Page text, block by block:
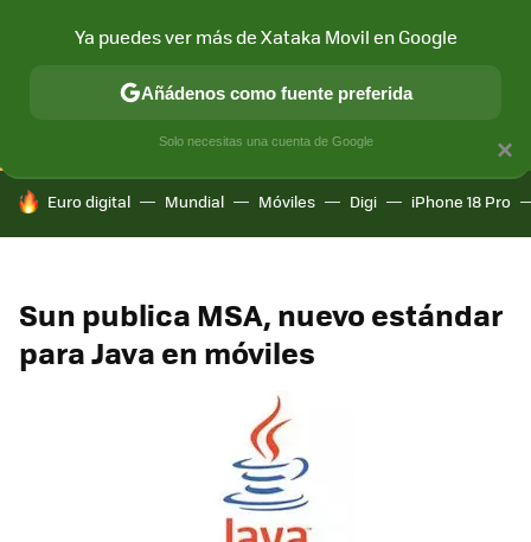
CONECTIVIDAD MÓVIL Y SOCIEDAD APLICACIONES
HOY SE HABLA DE
Euro digital Mundial Móviles Digi iPhone 18 Pro
Sun publica MSA, nuevo estándar
para Java en móviles
×
Ya puedes ver más de Xataka Movil en Google
Añádenos como fuente preferida
Solo necesitas una cuenta de Google